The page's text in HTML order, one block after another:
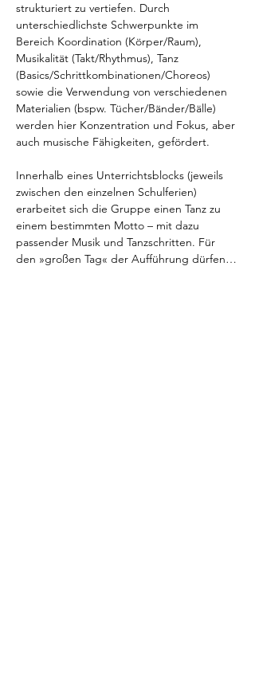
strukturiert zu vertiefen. Durch
unterschiedlichste Schwerpunkte im
Bereich Koordination (Körper/Raum),
Musikalität (Takt/Rhythmus), Tanz
(Basics/Schrittkombinationen/Choreos)
sowie die Verwendung von verschiedenen
Materialien (bspw. Tücher/Bänder/Bälle)
werden hier Konzentration und Fokus, aber
auch musische Fähigkeiten, gefördert.
Innerhalb eines Unterrichtsblocks (jeweils
zwischen den einzelnen Schulferien)
erarbeitet sich die Gruppe einen Tanz zu
einem bestimmten Motto – mit dazu
passender Musik und Tanzschritten. Für
den »großen Tag« der Aufführung dürfen…